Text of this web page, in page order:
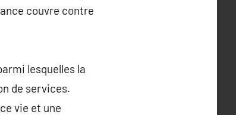
couvre contre
lesquelles la
de services.
vie et une